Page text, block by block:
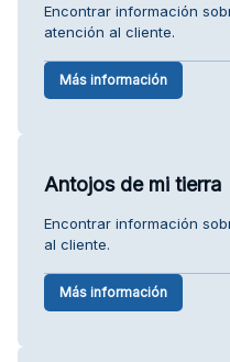
Encontrar información
atención al cliente.
Más información
Antojos de mi tierra
Encontrar información
al cliente.
Más información